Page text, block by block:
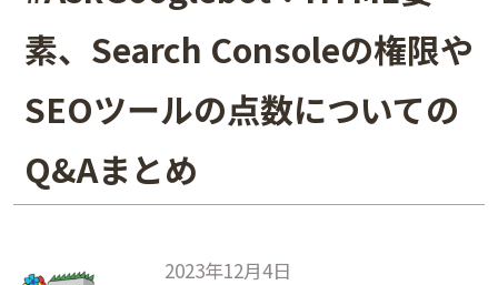
素、Search Consoleの権限や
SEOツールの点数についての
Q&Aまとめ
2023年12月4日